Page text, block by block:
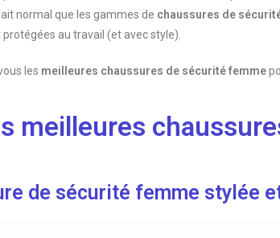
normal que les gammes de chaussures de
au travail (et avec style).
les meilleures chaussures de sécurité femme
meilleures
de sécurité femme stylée